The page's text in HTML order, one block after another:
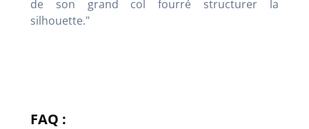
de son grand col fourré structurer la
silhouette."
FAQ :